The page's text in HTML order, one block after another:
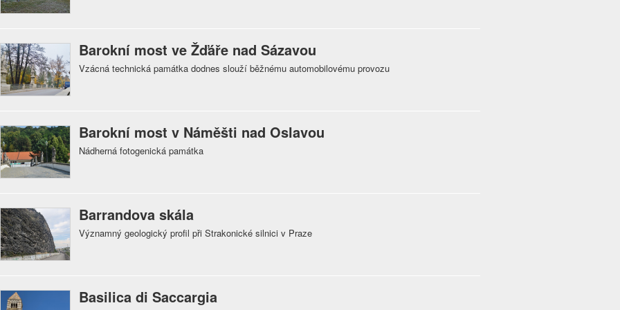
Barokní most ve Žďáře nad Sázavou
Vzácná technická památka dodnes slouží běžnému automobilovému provozu
Barokní most v Náměšti nad Oslavou
Nádherná fotogenická památka
Barrandova skála
Významný geologický profil při Strakonické silnici v Praze
Basilica di Saccargia